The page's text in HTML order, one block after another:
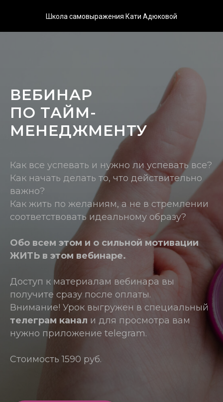
Школа самовыражения Кати Адюковой
ВЕБИНАР
ПО ТАЙМ-
МЕНЕДЖМЕНТУ
Как все успевать и нужно ли успевать все?
Как начать делать то, что действительно
важно?
Как жить по желаниям, а не в стремлении
соответствовать идеальному образу?
Обо всем этом и о сильной мотивации
ЖИТЬ в этом вебинаре.
Доступ к материалам вебинара вы
получите сразу после оплаты.
Внимание! Урок выгружен в специальный
телеграм канал и для просмотра вам
нужно приложение telegram.
Стоимость 1590 руб.